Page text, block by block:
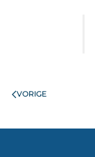
VORIGE